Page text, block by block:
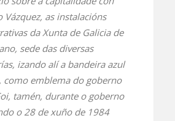
Vázquez, as instalacións
da Xunta de Galicia de
sede das diversas
izando alí a bandeira azul
como emblema do goberno
tamén, durante o goberno
o 28 de xuño de 1984